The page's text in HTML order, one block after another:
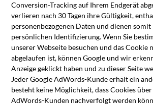
Conversion-Tracking auf Ihrem Endgerät
verlieren nach 30 Tagen ihre Gültigkeit,
personenbezogenen Daten und dienen
persönlichen Identifizierung. Wenn Sie
unserer Webseite besuchen und das Cookie
abgelaufen ist, können Google und wir
Anzeige geklickt haben und zu dieser Seite
Jeder Google AdWords-Kunde erhält ein
besteht keine Möglichkeit, dass Cookies
AdWords-Kunden nachverfolgt werden